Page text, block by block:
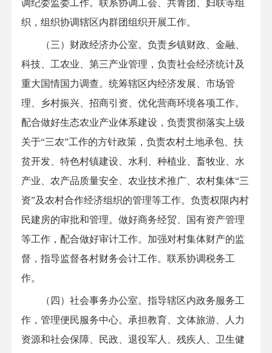
调纪委监委工作。联系协调工会、共青团、妇联等组
织，组织协调辖区内群团组织开展工作。
（三）财政经济办公室。负责乡镇财政、金融、
科技、工农业、第三产业管理，负责社会经济统计及
重大国情国力调查。统筹辖区内经济发展、市场管
理、乡村振兴、招商引资、优化营商环境各项工作。
配合做好生态农业产业体系建设，负责贯彻落实上级
关于“三农”工作的方针政策，负责农村土地承包、扶
贫开发、特色村镇建设、水利、种植业、畜牧业、水
产业、农产品质量安全、农业技术推广、农村集体“三
资”及农村合作经济组织的管理等工作。负责权限内村
民建房的审批和管理。做好商务经贸、国有资产管理
等工作，配合做好审计工作。加强对村集体财产的监
督，指导监督各村财务会计工作。联系协调税务工
作。
（四）社会事务办公室。指导辖区内政务服务工
作，管理便民服务中心。承担教育、文体旅游、人力
资源和社会保障、民政、退役军人、残疾人、卫生健